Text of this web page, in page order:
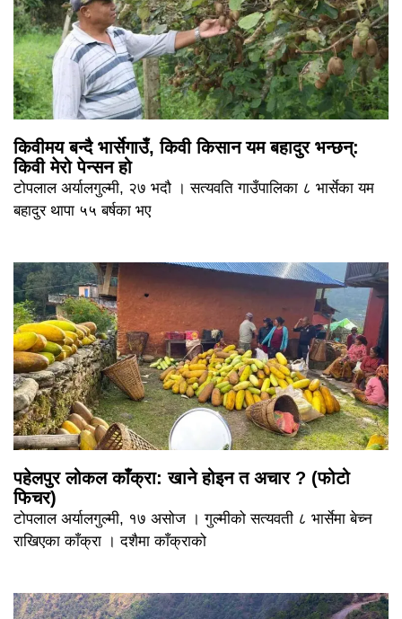
किवीमय बन्दै भार्सेगाउँ, किवी किसान यम बहादुर भन्छन्:
किवी मेरो पेन्सन हो
टोपलाल अर्यालगुल्मी, २७ भदौ । सत्यवति गाउँपालिका ८ भार्सेका यम
बहादुर थापा ५५ बर्षका भए
पहेलपुर लोकल काँक्रा: खाने होइन त अचार ? (फोटो
फिचर)
टोपलाल अर्यालगुल्मी, १७ असोज । गुल्मीको सत्यवती ८ भार्सेमा बेच्न
राखिएका काँक्रा । दशैमा काँक्राको